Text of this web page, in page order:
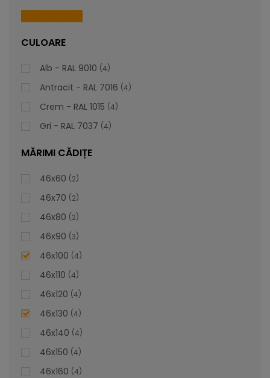
De la 1.016,81
Lavoar Suspendat - Bianca
Lavoar Suspendat Bianca – Estetica și Funcționalitate
CULOARE
Alb - RAL 9010 4
Antracit - RAL 7016 4
Crem - RAL 1015 4
Gri - RAL 7037 4
MĂRIMI CĂDIȚE
46x60 2
46x70 2
46x80 2
46x90 3
46x100 4
46x110 4
46x120 4
46x130 4
46x140 4
46x150 4
46x160 4